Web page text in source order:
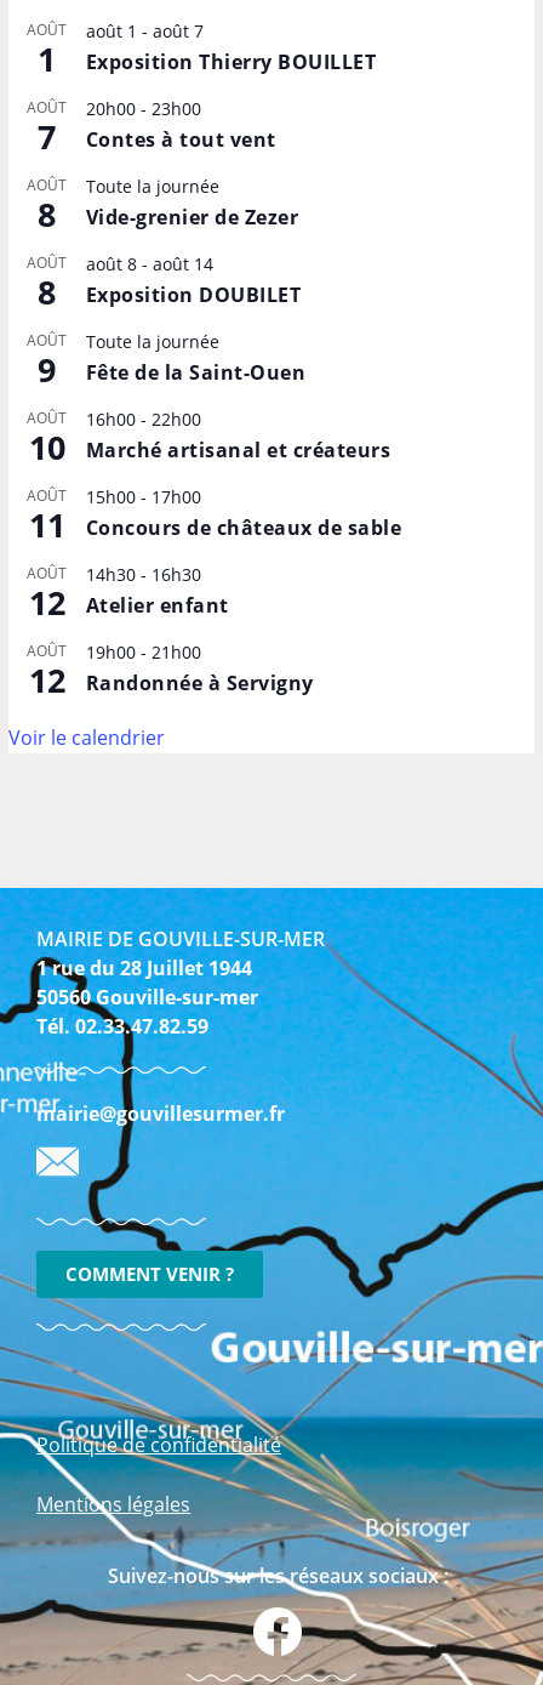
AOÛT
1
août 1 - août 7
Exposition Thierry BOUILLET
AOÛT
7
20h00- 23h00
Contes à tout vent
AOÛT
8
Toute la journée
Vide-grenier de Zezer
AOÛT
8
août 8- août 14
Exposition DOUBILET
AOÛT
9
Toute la journée
Fête de la Saint-Ouen
AOÛT
10
16h00- 22h00
Marché artisanal et créateurs
AOÛT
11
15h00- 17h00
Concours de châteaux de sable
AOÛT
12
14h30- 16h30
Atelier enfant
AOÛT
12
19h00- 21h00
Randonnée à Servigny
Voir le calendrier
MAIRIE DE GOUVILLE-SUR-MER
1 rue du 28 Juillet 1944
50560 Gouville-sur-mer
Tél. 02.33.47.82.59
mairie@gouvillesurmer.fr
COMMENT VENIR ?
Politique de confidentialité
Mentions légales
Suivez-nous sur les réseaux sociaux :